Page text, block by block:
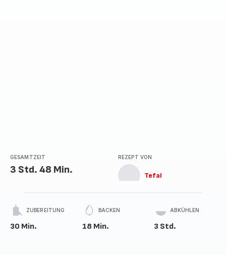
GESAMTZEIT
3 Std. 48 Min.
REZEPT VON
Tefal
ZUBEREITUNG
30 Min.
BACKEN
18 Min.
ABKÜHLEN
3 Std.